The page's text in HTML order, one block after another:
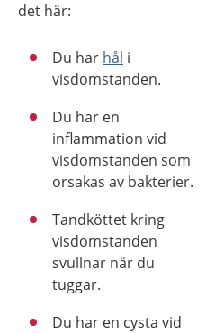
det här:
Du har hål i
visdomstanden.
Du har en
inflammation vid
visdomstanden som
orsakas av bakterier.
Tandköttet kring
visdomstanden
svullnar när du
tuggar.
Du har en cysta vid